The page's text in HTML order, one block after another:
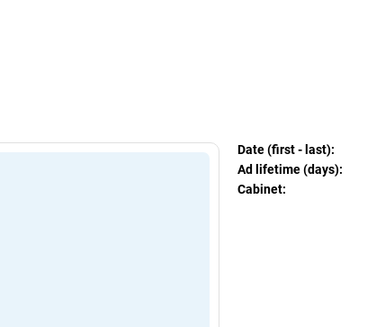
Ads Spy
Date (first - last):
Ad lifetime (days):
Cabinet: